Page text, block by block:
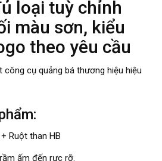
loại tuỳ chỉnh
màu sơn, kiểu
theo yêu cầu
cụ quảng bá thương hiệu hiệu
Ruột than HB
ấm đến rực rỡ.